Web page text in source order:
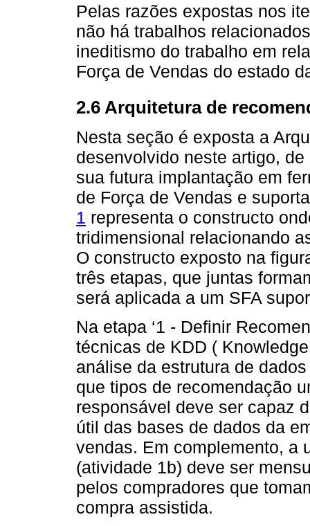
Pelas razões expostas nos
não há trabalhos
ineditismo do trabalho em
Força de Vendas do estado
2.6 Arquitetura de
Nesta seção é exposta a
desenvolvido neste artigo,
sua futura implantação em
de Força de Vendas e
1 representa o constructo
tridimensional relacionando
O constructo exposto na
três etapas, que juntas
será aplicada a um SFA
Na etapa ‘1 - Definir
técnicas de KDD (
análise da estrutura de
que tipos de recomendação
responsável deve ser capaz
útil das bases de dados da
vendas. Em complemento, a
(atividade 1b) deve ser
pelos compradores que
compra assistida.